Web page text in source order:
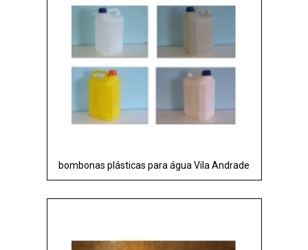
bombonas plásticas para água Vila Andrade